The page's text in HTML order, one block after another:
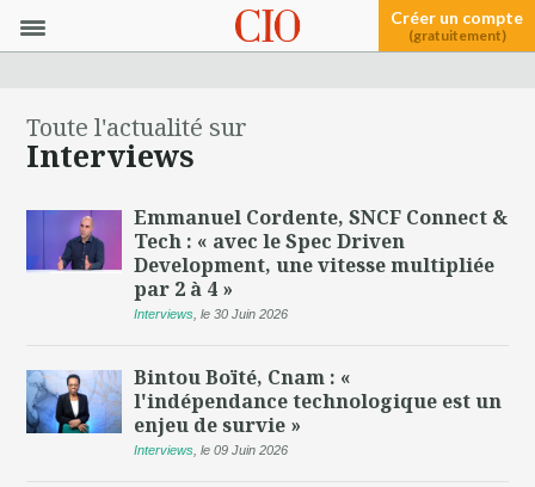
Créer un compte
(gratuitement)
Toute l'actualité sur
Interviews
Emmanuel Cordente, SNCF Connect &
Tech : « avec le Spec Driven
Development, une vitesse multipliée
par 2 à 4 »
Interviews ,le 30 Juin 2026
Bintou Boïté, Cnam : «
l'indépendance technologique est un
enjeu de survie »
Interviews ,le 09 Juin 2026